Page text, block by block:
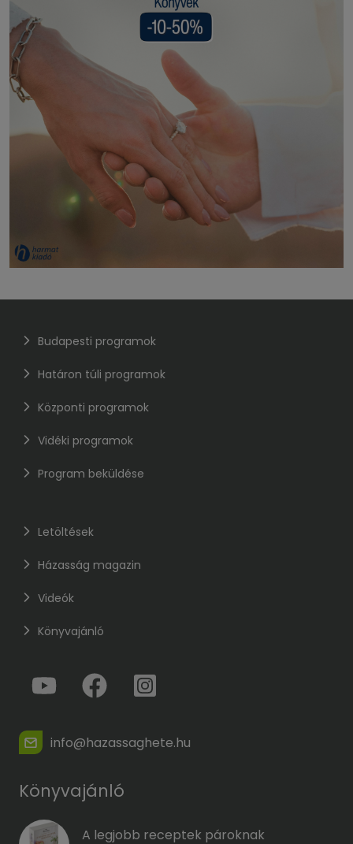
Budapesti programok
Határon túli programok
Központi programok
Vidéki programok
Program beküldése
Letöltések
Házasság magazin
Videók
Könyvajánló
info@hazassaghete.hu
Könyvajánló
A legjobb receptek pároknak